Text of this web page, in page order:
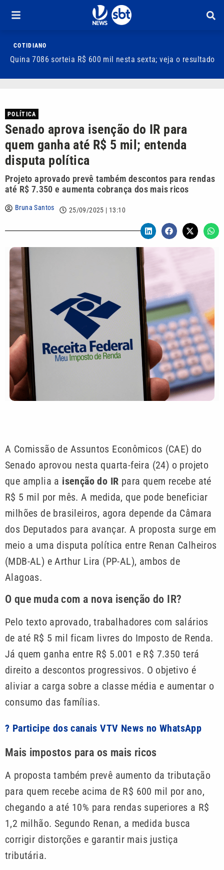
COTIDIANO
Quina 7086 sorteia R$ 600 mil nesta sexta; veja o resultado
POLÍTICA
Senado aprova isenção do IR para
quem ganha até R$ 5 mil; entenda
disputa política
Projeto aprovado prevê também descontos para rendas
até R$ 7.350 e aumenta cobrança dos mais ricos
Bruna Santos 25/09/2025 | 13:10
A Comissão de Assuntos Econômicos (CAE) do
Senado aprovou nesta quarta-feira (24) o projeto
que amplia a isenção do IR para quem recebe até
R$ 5 mil por mês. A medida, que pode beneficiar
milhões de brasileiros, agora depende da Câmara
dos Deputados para avançar. A proposta surge em
meio a uma disputa política entre Renan Calheiros
(MDB-AL) e Arthur Lira (PP-AL), ambos de
Alagoas.
O que muda com a nova isenção do IR?
Pelo texto aprovado, trabalhadores com salários
de até R$ 5 mil ficam livres do Imposto de Renda.
Já quem ganha entre R$ 5.001 e R$ 7.350 terá
direito a descontos progressivos. O objetivo é
aliviar a carga sobre a classe média e aumentar o
consumo das famílias.
? Participe dos canais VTV News no WhatsApp
Mais impostos para os mais ricos
A proposta também prevê aumento da tributação
para quem recebe acima de R$ 600 mil por ano,
chegando a até 10% para rendas superiores a R$
1,2 milhão. Segundo Renan, a medida busca
corrigir distorções e garantir mais justiça
tributária.